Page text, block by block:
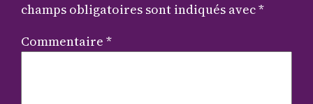
champs obligatoires sont indiqués avec*
Commentaire*